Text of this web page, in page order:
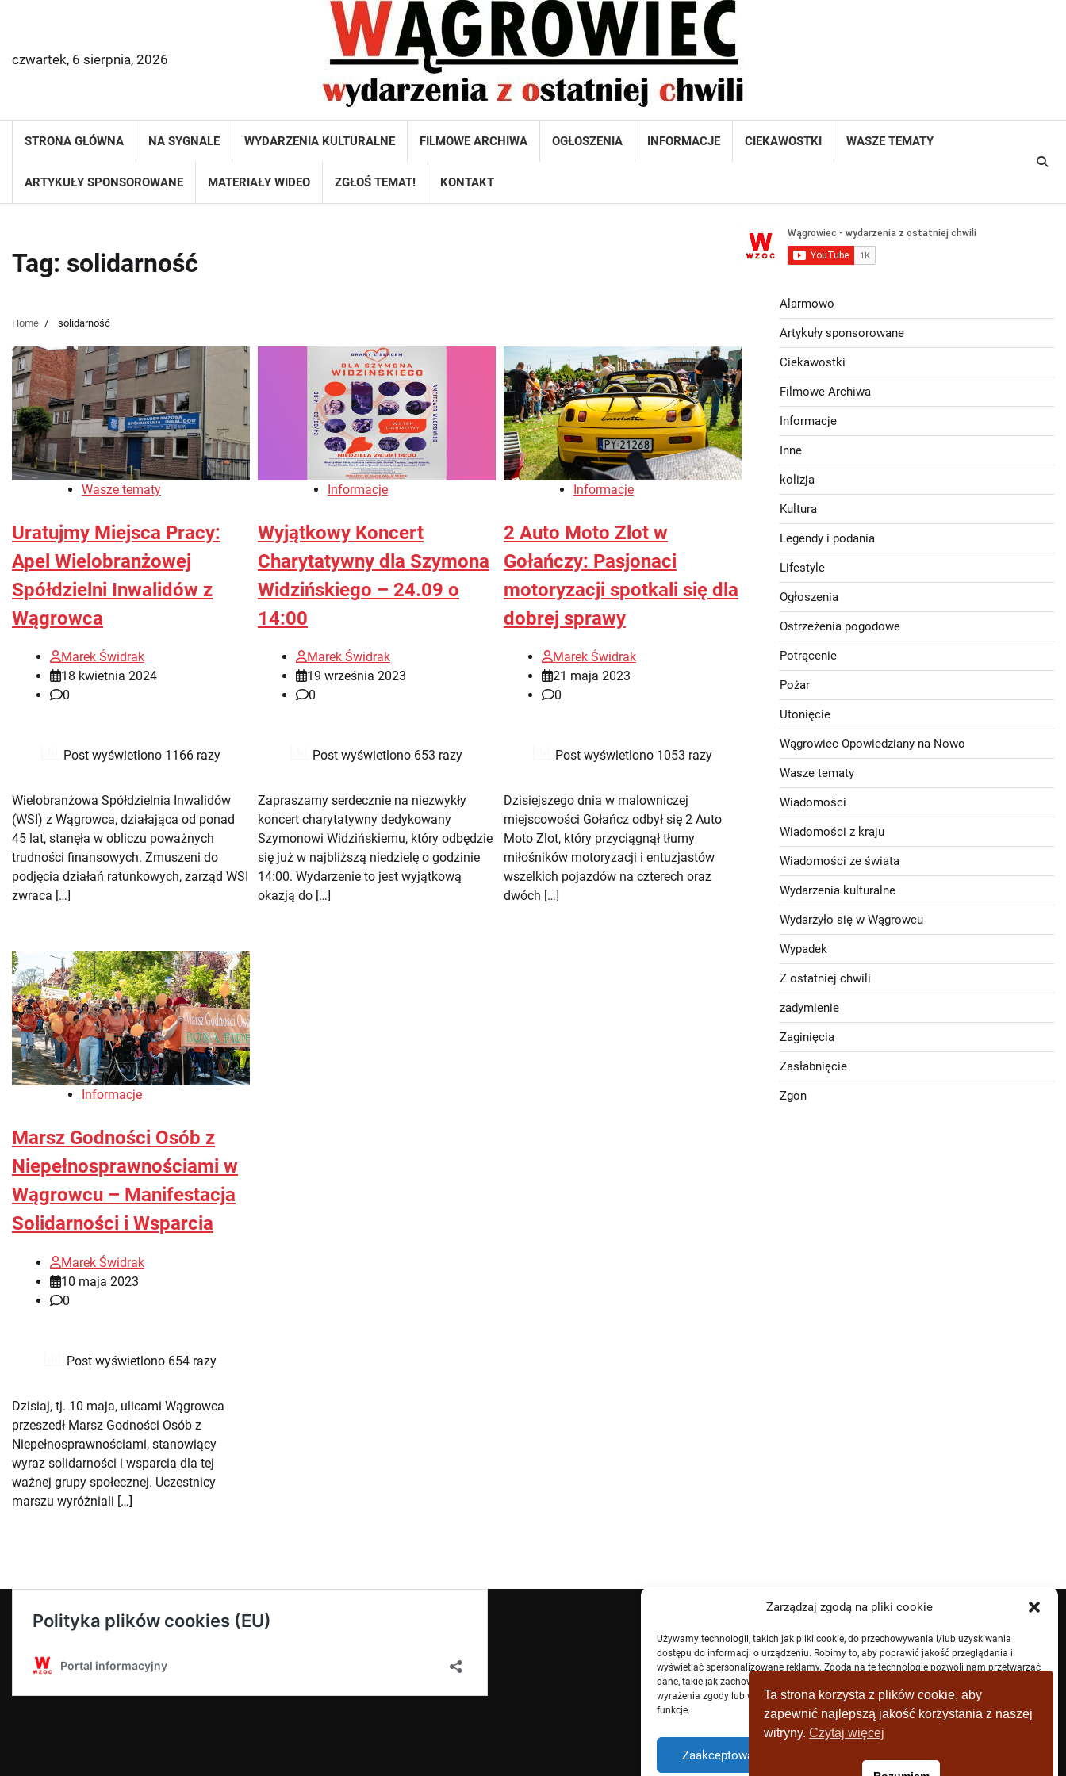
Zarządzaj zgodą na pliki cookie
Używamy technologii, takich jak pliki cookie, do przechowywania i/lub uzyskiwania
dostępu do informacji o urządzeniu. Robimy to, aby poprawić jakość przeglądania i
wyświetlać spersonalizowane reklamy. Zgoda na te technologie pozwoli nam przetwarzać
dane, takie jak zachowanie przeglądania lub unikalne identyfikatory na tej stronie. Brak
wyrażenia zgody lub wycofanie zgody może niekorzystnie wpłynąć na niektóre cechy i
funkcje.
Zaakceptować
czwartek, 6 sierpnia, 2026
STRONA GŁÓWNA NA SYGNALE WYDARZENIA KULTURALNE FILMOWE ARCHIWA OGŁOSZENIA INFORMACJE CIEKAWOSTKI WASZE TEMATY
ARTYKUŁY SPONSOROWANE MATERIAŁY WIDEO ZGŁOŚ TEMAT! KONTAKT
Tag: solidarność
Home solidarność
Wasze tematy
Uratujmy Miejsca Pracy:
Apel Wielobranżowej
Spółdzielni Inwalidów z
Wągrowca
Marek Świdrak
18 kwietnia 2024
0
Post wyświetlono 1166 razy
Wielobranżowa Spółdzielnia Inwalidów
(WSI) z Wągrowca, działająca od ponad
45 lat, stanęła w obliczu poważnych
trudności finansowych. Zmuszeni do
podjęcia działań ratunkowych, zarząd WSI
zwraca […]
Informacje
Wyjątkowy Koncert
Charytatywny dla Szymona
Widzińskiego – 24.09 o
14:00
Marek Świdrak
19 września 2023
0
Post wyświetlono 653 razy
Zapraszamy serdecznie na niezwykły
koncert charytatywny dedykowany
Szymonowi Widzińskiemu, który odbędzie
się już w najbliższą niedzielę o godzinie
14:00. Wydarzenie to jest wyjątkową
okazją do […]
Informacje
2 Auto Moto Zlot w
Gołańczy: Pasjonaci
motoryzacji spotkali się dla
dobrej sprawy
Marek Świdrak
21 maja 2023
0
Post wyświetlono 1053 razy
Dzisiejszego dnia w malowniczej
miejscowości Gołańcz odbył się 2 Auto
Moto Zlot, który przyciągnął tłumy
miłośników motoryzacji i entuzjastów
wszelkich pojazdów na czterech oraz
dwóch […]
Informacje
Marsz Godności Osób z
Niepełnosprawnościami w
Wągrowcu – Manifestacja
Solidarności i Wsparcia
Marek Świdrak
10 maja 2023
0
Post wyświetlono 654 razy
Dzisiaj, tj. 10 maja, ulicami Wągrowca
przeszedł Marsz Godności Osób z
Niepełnosprawnościami, stanowiący
wyraz solidarności i wsparcia dla tej
ważnej grupy społecznej. Uczestnicy
marszu wyróżniali […]
Alarmowo
Artykuły sponsorowane
Ciekawostki
Filmowe Archiwa
Informacje
Inne
kolizja
Kultura
Legendy i podania
Lifestyle
Ogłoszenia
Ostrzeżenia pogodowe
Potrącenie
Pożar
Utonięcie
Wągrowiec Opowiedziany na Nowo
Wasze tematy
Wiadomości
Wiadomości z kraju
Wiadomości ze świata
Wydarzenia kulturalne
Wydarzyło się w Wągrowcu
Wypadek
Z ostatniej chwili
zadymienie
Zaginięcia
Zasłabnięcie
Zgon
Ta strona korzysta z plików cookie, aby
zapewnić najlepszą jakość korzystania z naszej
witryny.Czytaj więcej